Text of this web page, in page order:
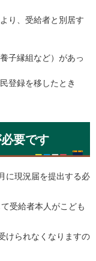
り、受給者と別居す
子縁組など）があっ
登録を移したとき
要です
に現況届を提出する必
受給者本人がこども
けられなくなりますの